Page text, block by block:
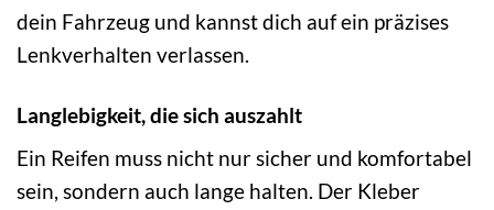
dein Fahrzeug und kannst dich auf ein präzises
Lenkverhalten verlassen.
Langlebigkeit, die sich auszahlt
Ein Reifen muss nicht nur sicher und komfortabel
sein, sondern auch lange halten. Der Kleber